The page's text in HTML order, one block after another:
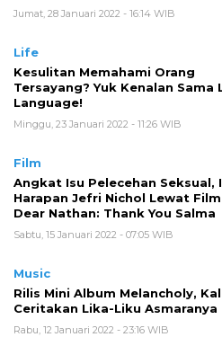
Jumat, 28 Januari 2022 - 16:14 WIB
Life
Kesulitan Memahami Orang
Tersayang? Yuk Kenalan Sama
Language!
Minggu, 23 Januari 2022 - 11:26 WIB
Film
Angkat Isu Pelecehan Seksual,
Harapan Jefri Nichol Lewat Film
Dear Nathan: Thank You Salma
Sabtu, 15 Januari 2022 - 07:05 WIB
Music
Rilis Mini Album Melancholy,
Ceritakan Lika-Liku Asmaranya
Rabu, 12 Januari 2022 - 23:16 WIB